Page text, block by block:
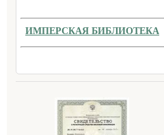
ИМПЕРСКАЯ БИБЛИОТЕКА